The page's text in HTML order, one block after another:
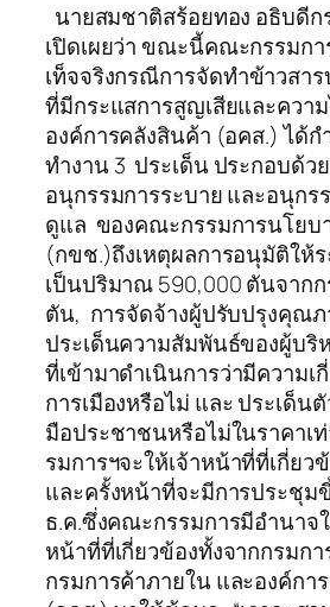
นายสมชาติสร้อยทอง อธิบดีก
เปิดเผยว่า ขณะนี้คณะกรรมก
เท็จจริงกรณีการจัดทำข้าวสา
ที่มีกระแสการสูญเสียและควา
องค์การคลังสินค้า (อคส.) ได้
ทำงาน 3 ประเด็น ประกอบด้ว
อนุกรรมการระบาย และอนุกร
ดูแล ของคณะกรรมการนโยบ
(กขช.)ถึงเหตุผลการอนุมัติให้ร
เป็นปริมาณ 590,000 ตันจาก
ตัน, การจัดจ้างผู้ปรับปรุงคุณ
ประเด็นความสัมพันธ์ของผู้บริ
ที่เข้ามาดำเนินการว่ามีความเ
การเมืองหรือไม่ และ ประเด็น
มือประชาชนหรือไม่ในราคาเ
รมการฯจะให้เจ้าหน้าที่ที่เกี่ยว
และครั้งหน้าที่จะมีการประชุม
ธ.ค.ซึ่งคณะกรรมการมีอำนาจใ
หน้าที่ที่เกี่ยวข้องทั้งจากกรมกา
กรมการค้าภายใน และองค์กา